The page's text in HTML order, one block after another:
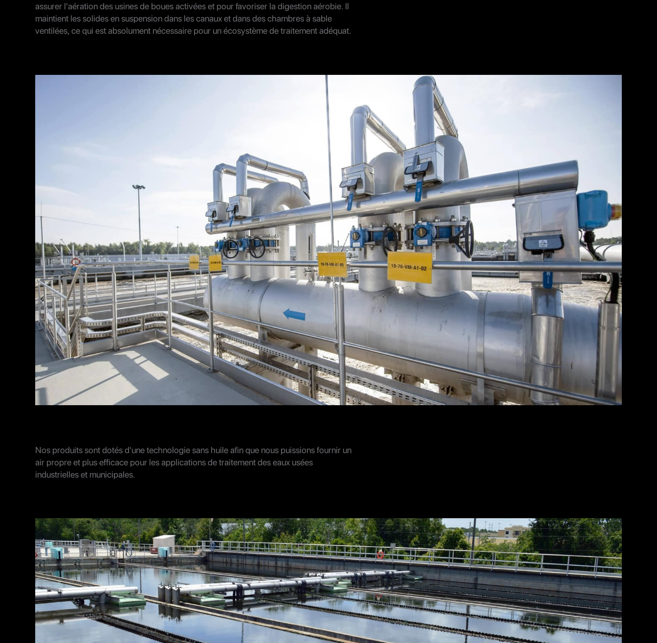
assurer l'aération des usines de boues activées et pour favoriser la digestion aérobie. Il
maintient les solides en suspension dans les canaux et dans des chambres à sable
ventilées, ce qui est absolument nécessaire pour un écosystème de traitement adéquat.
Nos produits sont dotés d'une technologie sans huile afin que nous puissions fournir un
air propre et plus efficace pour les applications de traitement des eaux usées
industrielles et municipales.